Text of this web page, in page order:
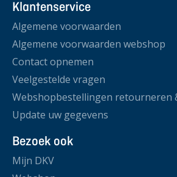
Klantenservice
Algemene voorwaarden
Algemene voorwaarden webshop
Contact opnemen
Veelgestelde vragen
Webshopbestellingen retourneren
Update uw gegevens
Bezoek ook
Mijn DKV